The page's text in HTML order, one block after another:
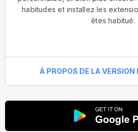
habitudes et installez les
êtes habitué.
À PROPOS DE LA VERSION